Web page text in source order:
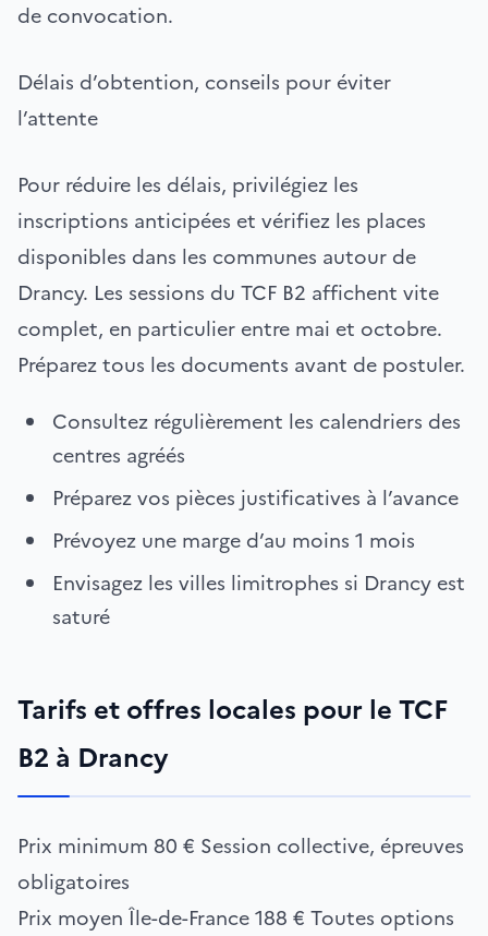
de convocation.
Délais d’obtention, conseils pour éviter
l’attente
Pour réduire les délais, privilégiez les
inscriptions anticipées et vérifiez les places
disponibles dans les communes autour de
Drancy. Les sessions du TCF B2 affichent vite
complet, en particulier entre mai et octobre.
Préparez tous les documents avant de postuler.
Consultez régulièrement les calendriers des
centres agréés
Préparez vos pièces justificatives à l’avance
Prévoyez une marge d’au moins 1 mois
Envisagez les villes limitrophes si Drancy est
saturé
Tarifs et offres locales pour le TCF
B2 à Drancy
Prix minimum 80 € Session collective, épreuves
obligatoires
Prix moyen Île-de-France188 € Toutes options